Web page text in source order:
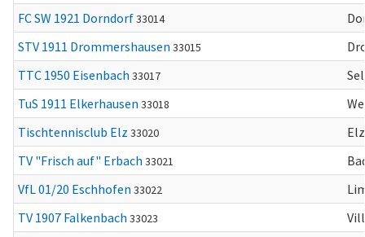
FC SW 1921 Dorndorf33014
STV 1911 Drommershausen 33015
TTC 1950 Eisenbach 33017
TuS 1911 Elkerhausen 33018
Tischtennisclub Elz 33020
Elz
TV "Frisch auf" Erbach 33021
VfL 01/20 Eschhofen 33022
TV 1907 Falkenbach 33023